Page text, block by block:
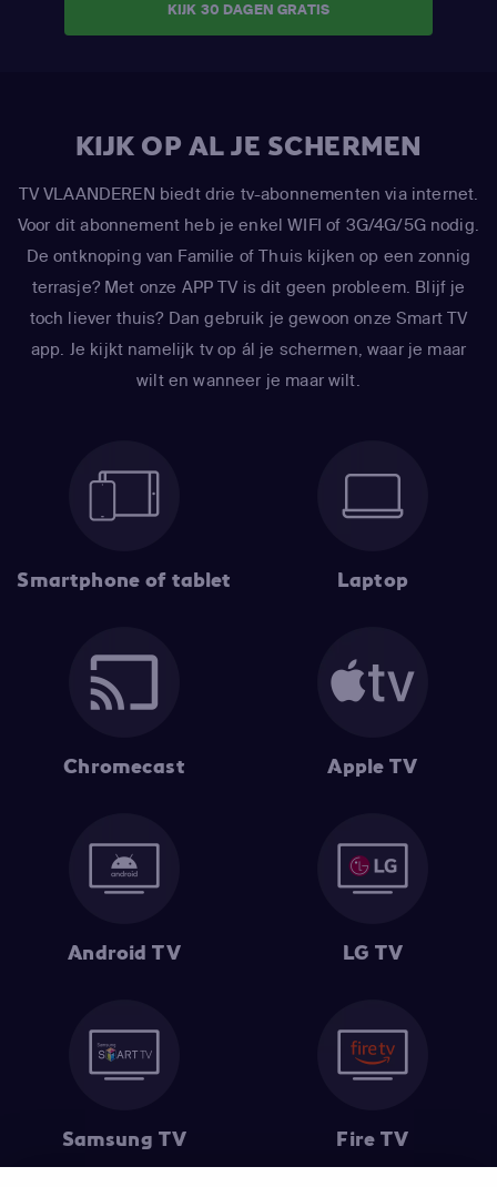
KIJK 30 DAGEN GRATIS
KIJK OP AL JE SCHERMEN
TV VLAANDEREN biedt drie tv-abonnementen via internet.
Voor dit abonnement heb je enkel WIFI of 3G/4G/5G nodig.
De ontknoping van Familie of Thuis kijken op een zonnig
terrasje? Met onze APP TV is dit geen probleem. Blijf je
toch liever thuis? Dan gebruik je gewoon onze Smart TV
app. Je kijkt namelijk tv op ál je schermen, waar je maar
wilt en wanneer je maar wilt.
Smartphone of tablet Laptop
Chromecast Apple TV
Android TV LG TV
Samsung TV Fire TV